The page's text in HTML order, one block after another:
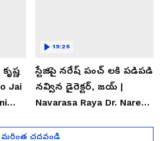
Jai
స్టేజిపై నరేష్ పంచ్ లకి పడిపడి
నవ్విన డైరెక్టర్, జయ్ |
Navarasa Raya Dr. Naresh
19:25
మరింత చదవండి